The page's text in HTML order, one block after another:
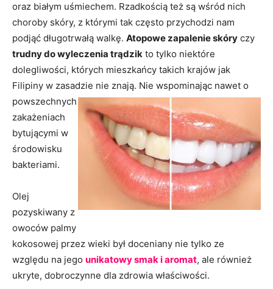
oraz białym uśmiechem. Rzadkością też są wśród nich
choroby skóry, z którymi tak często przychodzi nam
podjąć długotrwałą walkę. Atopowe zapalenie skóry czy
trudny do wyleczenia trądzik to tylko niektóre
dolegliwości, których mieszkańcy takich krajów jak
Filipiny w zasadzie nie znają. Nie wspominając nawet o
powszechnych
zakażeniach
bytującymi w
środowisku
bakteriami.
Olej
pozyskiwany z
owoców palmy
kokosowej przez wieki był doceniany nie tylko ze
względu na jego unikatowy smak i aromat, ale również
ukryte, dobroczynne dla zdrowia właściwości.